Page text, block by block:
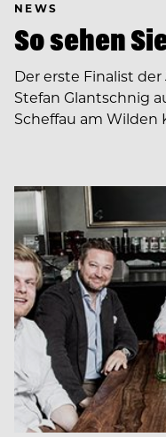
NEWS
So sehen
Der erste Finalist der
Stefan Glantschnig
Scheffau am Wilden